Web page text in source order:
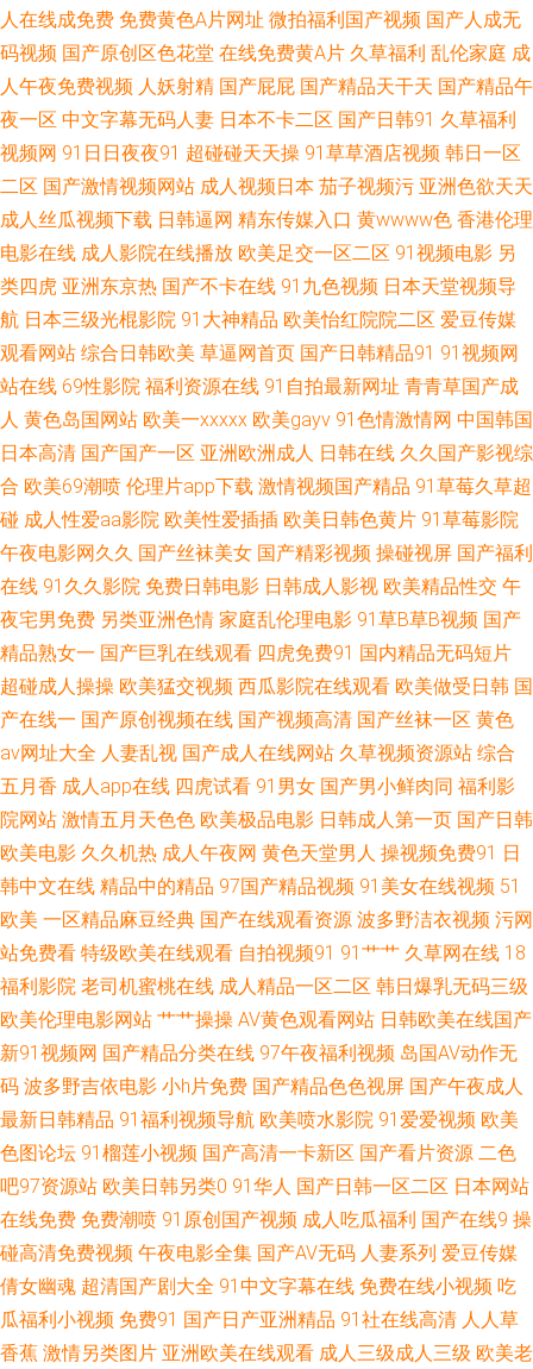
日韩欧美有码在线 91在线大神超碰 毛片VT 91av国产在线播放 豆花91熟女
91免费视频黑丝 欧美日韩综合 91狠人综合久久 狠狠干日 无码免费二区 国产
视频92 深夜av 影音先锋岛国电影 男人天堂ay 91白虎丝袜萝莉 久久香福利
91不卡在线 www日日日 欧美欧美欧美欧美 91N国亚洲 男女草草草 91国精
产 国产精品视频一二三四 色国欧美 www福利姬com 日本肏肏 91电影五月天
网 成人在线观看91 熟女探花在线 黑料吃瓜AV资源网址 中文字幕人妻有码在
线 国产滴91页 手机av福利 福利AV免费 日韩福利视頻 AVwang 蜜臀一二三
91超碰丁香一区二区 九九精品免费视频 亚洲色第一页人妻女 白洁高校长 欧
美成人一二 91熟女喷水 免费阿v 91人妻白丝 黑丝在线喷水播放 婷婷在线一
区 超碰91 三级网站免 91香蕉视频www 精品欧美一级乱黄 91蜜桃麻豆 九一
在线观看 91超碰爱 超碰人妻福利公开 日韩精品在线导航 www香蕉av 日韩
网站 国产黑丝自慰免费观看 亚洲欧洲成人免费福利 国产精品欧美日韩五月
一区二区熟女欧美 超碰导航瑟瑟 中文字幕人妻在线一区 黄色小视频一二区
91大神手机在线观看 免费看91网站 91视频社区 日韩情色福利导航 www大
香蕉com 男人天堂网9998 91豆奶 国产一23区视频 影音先锋看A片 国产极品
伪娘在线 91国内香蕉 久久嫩草视频 91传媒在线观看视频 狠狠干成人网 91
夫妻看篇 东方AV在线观看 色综合一本道 国产精品久久情 色呦呦官方网站 精
品人妻成人 91超碰地址 精品福利av导航 久草福利 51精品在线观看 成人免费
三激情影片 五月天在线不卡 成AV人不卡在线 一区一二一区一二一 精品国产
成人 中文无码第九页 超碰伊人福利97 手机Ssssss欧美 91小视频最新网址 狼
窝福利导航 91超碰porn 久久视频人妻精品国 91丝腿 欧美日韩精品在线观看
91免费超碰 久久午夜网欧美 91ncom免费观看 国产黄a三级大片 夜夜成人导
人在线成免费 免费黄色A片网址 微拍福利国产视频 国产人成无
码视频 国产原创区色花堂 在线免费黄A片 久草福利 乱伦家庭 成
人午夜免费视频 人妖射精 国产屁屁 国产精品天干天 国产精品午
夜一区 中文字幕无码人妻 日本不卡二区 国产日韩91 久草福利
视频网 91日日夜夜91 超碰碰天天操 91草草酒店视频 韩日一区
二区 国产激情视频网站 成人视频日本 茄子视频污 亚洲色欲天天
成人丝瓜视频下载 日韩逼网 精东传媒入口 黄wwww色 香港伦理
电影在线 成人影院在线播放 欧美足交一区二区 91视频电影 另
类四虎 亚洲东京热 国产不卡在线 91九色视频 日本天堂视频导
航 日本三级光棍影院 91大神精品 欧美怡红院院二区 爱豆传媒
观看网站 综合日韩欧美 草逼网首页 国产日韩精品91 91视频网
站在线 69性影院 福利资源在线 91自拍最新网址 青青草国产成
人 黄色岛国网站 欧美一xxxxx 欧美gayv 91色情激情网 中国韩国
日本高清 国产国产一区 亚洲欧洲成人 日韩在线 久久国产影视综
合 欧美69潮喷 伦理片app下载 激情视频国产精品 91草莓久草超
碰 成人性爱aa影院 欧美性爱插插 欧美日韩色黄片 91草莓影院
午夜电影网久久 国产丝袜美女 国产精彩视频 操碰视屏 国产福利
在线 91久久影院 免费日韩电影 日韩成人影视 欧美精品性交 午
夜宅男免费 另类亚洲色情 家庭乱伦理电影 91草B草B视频 国产
精品熟女一 国产巨乳在线观看 四虎免费91 国内精品无码短片
超碰成人操操 欧美猛交视频 西瓜影院在线观看 欧美做受日韩 国
产在线一 国产原创视频在线 国产视频高清 国产丝袜一区 黄色
av网址大全 人妻乱视 国产成人在线网站 久草视频资源站 综合
五月香 成人app在线 四虎试看 91男女 国产男小鲜肉同 福利影
院网站 激情五月天色色 欧美极品电影 日韩成人第一页 国产日韩
欧美电影 久久机热 成人午夜网 黄色天堂男人 操视频免费91 日
韩中文在线 精品中的精品 97国产精品视频 91美女在线视频 51
欧美 一区精品麻豆经典 国产在线观看资源 波多野洁衣视频 污网
站免费看 特级欧美在线观看 自拍视频91 91艹艹 久草网在线 18
福利影院 老司机蜜桃在线 成人精品一区二区 韩日爆乳无码三级
欧美伦理电影网站 艹艹操操 AV黄色观看网站 日韩欧美在线国产
新91视频网 国产精品分类在线 97午夜福利视频 岛国AV动作无
码 波多野吉依电影 小h片免费 国产精品色色视屏 国产午夜成人
最新日韩精品 91福利视频导航 欧美喷水影院 91爱爱视频 欧美
色图论坛 91榴莲小视频 国产高清一卡新区 国产看片资源 二色
吧97资源站 欧美日韩另类0 91华人 国产日韩一区二区 日本网站
在线免费 免费潮喷 91原创国产视频 成人吃瓜福利 国产在线9 操
碰高清免费视频 午夜电影全集 国产AV无码 人妻系列 爱豆传媒
倩女幽魂 超清国产剧大全 91中文字幕在线 免费在线小视频 吃
瓜福利小视频 免费91 国产日产亚洲精品 91社在线高清 人人草
香蕉 激情另类图片 亚洲欧美在线观看 成人三级成人三级 欧美老